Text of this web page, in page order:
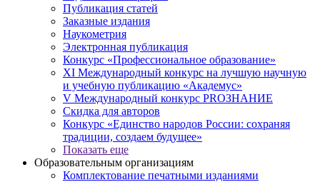
Публикация статей
Заказные издания
Наукометрия
Электронная публикация
Конкурс «Профессиональное образование»
XI Международный конкурс на лучшую научную
и учебную публикацию «Академус»
V Международный конкурс PROЗНАНИЕ
Скидка для авторов
Конкурс «Единство народов России: сохраняя
традиции, создаем будущее»
Показать еще
Образовательным организациям
Комплектование печатными изданиями